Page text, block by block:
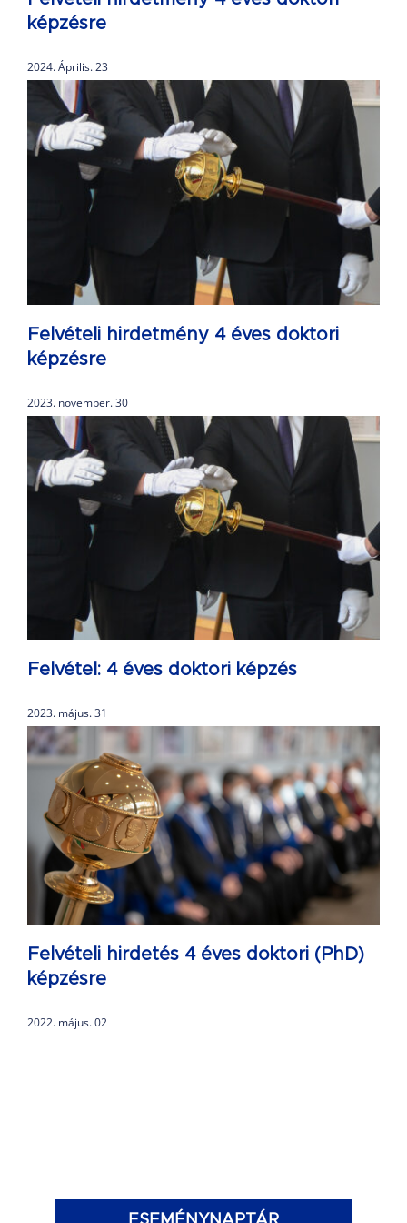
képzésre
2024. Április. 23
Felvételi hirdetmény 4 éves doktori
képzésre
2023. november. 30
Felvétel: 4 éves doktori képzés
2023. május. 31
Felvételi hirdetés 4 éves doktori (PhD)
képzésre
2022. május. 02